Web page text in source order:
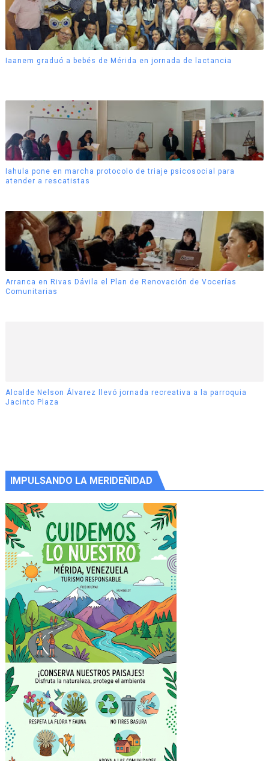
Iaanem graduó a bebés de Mérida en jornada de lactancia
Iahula pone en marcha protocolo de triaje psicosocial para
atender a rescatistas
Arranca en Rivas Dávila el Plan de Renovación de Vocerías
Comunitarias
Alcalde Nelson Álvarez llevó jornada recreativa a la parroquia
Jacinto Plaza
IMPULSANDO LA MERIDEÑIDAD